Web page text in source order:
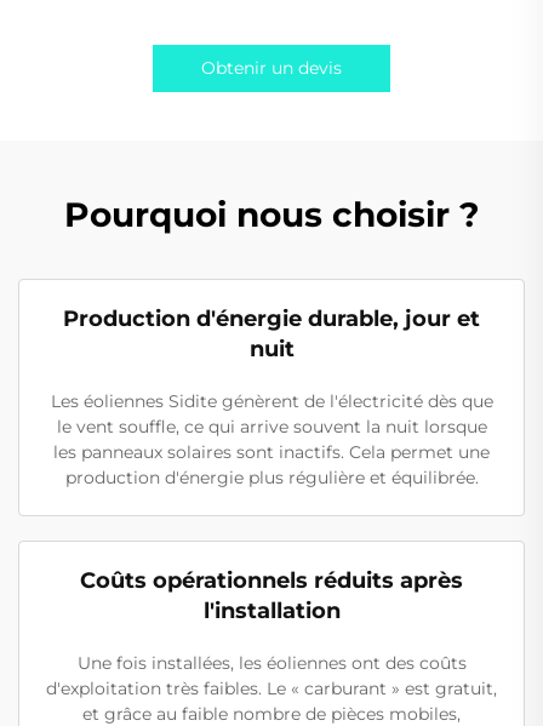
Obtenir un devis
Pourquoi nous choisir ?
Production d'énergie durable, jour et
nuit
Les éoliennes Sidite génèrent de l'électricité dès que
le vent souffle, ce qui arrive souvent la nuit lorsque
les panneaux solaires sont inactifs. Cela permet une
production d'énergie plus régulière et équilibrée.
Coûts opérationnels réduits après
l'installation
Une fois installées, les éoliennes ont des coûts
d'exploitation très faibles. Le « carburant » est gratuit,
et grâce au faible nombre de pièces mobiles,